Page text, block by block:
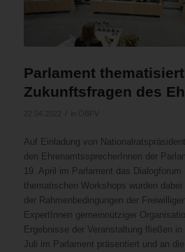
Parlament thematisiert
Zukunftsfragen des
Auf Einladung von
den EhrenamtssprecherInnen der
19. April im Parlament das
thematischen Workshops wurden
der Rahmenbedingungen der
ExpertInnen gemeinnütziger
Ergebnisse der Veranstaltung fließen
Juli im Parlament präsentiert und an